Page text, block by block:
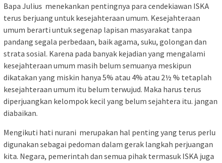
Bapa Julius menekankan pentingnya para cendekiawan ISKA
terus berjuang untuk kesejahteraan umum. Kesejahteraan
umum berarti untuk segenap lapisan masyarakat tanpa
pandang segala perbedaan, baik agama, suku, golongan dan
strata sosial. Karena pada banyak kejadian yang mengalami
kesejahteraan umum masih belum semuanya meskipun
dikatakan yang miskin hanya 5% atau 4% atau 2½ % tetaplah
kesejahteraan umum itu belum terwujud. Maka harus terus
diperjuangkan kelompok kecil yang belum sejahtera itu. jangan
diabaikan.
Mengikuti hati nurani merupakan hal penting yang terus perlu
digunakan sebagai pedoman dalam gerak langkah perjuangan
kita. Negara, pemerintah dan semua pihak termasuk ISKA juga